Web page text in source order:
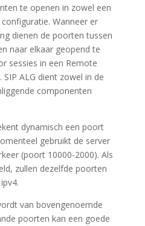
te openen in zowel een
Wanneer er
dienen de poorten tussen
naar elkaar geopend te
sessies in een Remote
ALG dient zowel in de
componenten
dynamisch een poort
gebruikt de server
(poort 10000-2000). Als
zullen dezelfde poorten
van bovengenoemde
poorten kan een goede